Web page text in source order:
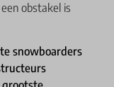
obstakel is
snowboarders